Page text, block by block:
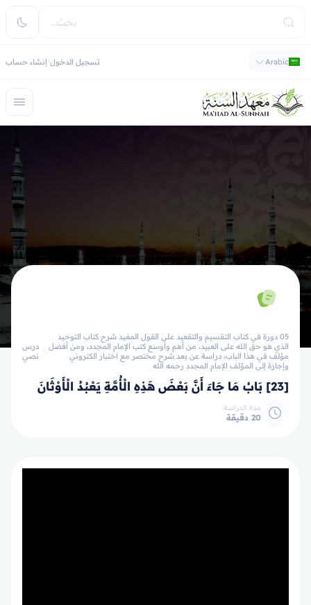
Arabic تسجيل الدخول إنشاء حساب
05 دورة في كتاب التقسيم والتقعيد على القول المفيد شرح كتاب التوحيد
الذي هو حق الله على العبيد، من أهم وأوسع كتب الإمام المجدد، ومن أفضل
مؤلف في هذا الباب، دراسة عن بعد شرح مختصر مع اختبار الكتروني
وإجازة إلى المؤلف الإمام المجدد رحمه الله
درس
نصي
[23] بَابُ مَا جَاءَ أَنَّ بَعْضَ هَذِهِ الْأُمَّةِ يَعْبُدُ الْأَوْثَانَ
مدة الدراسة
20 دقيقة